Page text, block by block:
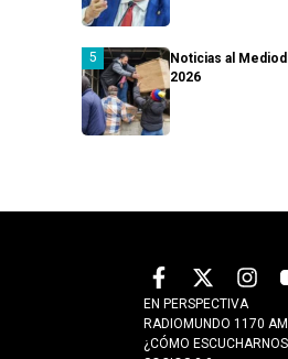
Noticias al
2026
EN PERSPECTIVA
RADIOMUNDO 1170 AM
¿CÓMO